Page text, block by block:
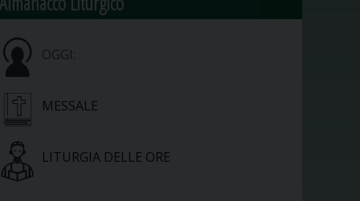
OGGI:
MESSALE
LITURGIA DELLE ORE